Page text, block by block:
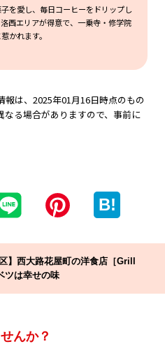
を愛し、毎日コーヒーをドリップし
西エリアが得意で、一乗寺・修学院
かれます。
は、2025年01月16日時点のもの
る場合がありますので、事前に
B!
】西大路花屋町の洋食店［Grill
ツは幸せの味
んか？